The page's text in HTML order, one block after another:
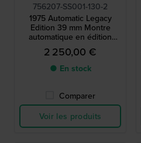
756207-SS001-130-2
1975 Automatic Legacy
Edition 39 mm Montre
automatique en édition
limitée de fabrication suisse
avec petite seconde
2 250,00 €
● En stock
Comparer
Voir les produits